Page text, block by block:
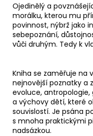
Ojedinělý a
morálku, kterou mu
povinnost, nýbrž jako
sebepoznání,
vůči druhým. Tedy k
Kniha se zaměřuje na
nejnovější poznatky a
evoluce, antropologie,
a výchovy dětí, které
souvislostí. Je psána
s mnoha praktickými
nadsázkou.